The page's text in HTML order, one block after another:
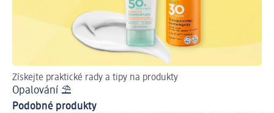
Získejte praktické rady a tipy na produkty
Opalování ⛱
Podobné produkty